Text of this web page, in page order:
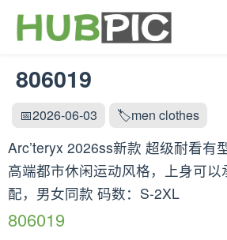
806019
📅2026-06-03 🏷️men clothes
Arc’teryx 2026ss新款 超级耐看有
高端都市休闲运动风格，上身可
配，男女同款 码数：S-2XL
806019